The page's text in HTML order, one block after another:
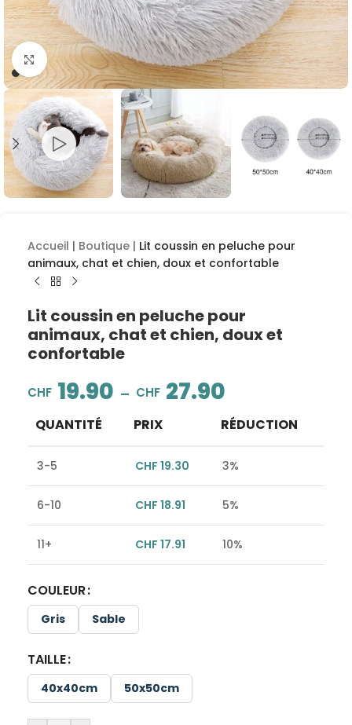
Cliquez pour agrandir
Accueil | Boutique | Lit coussin en peluche pour
animaux, chat et chien, doux et confortable
Lit coussin en peluche pour
animaux, chat et chien, doux et
confortable
CHF 19.90 – CHF 27.90
QUANTITÉ PRIX RÉDUCTION
3-5 CHF 19.30 3%
6-10 CHF 18.91 5%
11+ CHF 17.91 10%
COULEUR
Gris Sable
TAILLE
40x40cm 50x50cm
Alternative: